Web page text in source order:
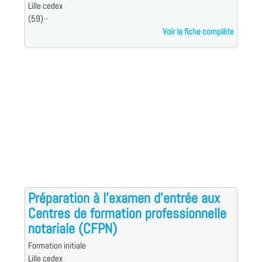
Lille cedex
(59) -
Voir la fiche complète
Préparation à l'examen d'entrée aux
Centres de formation professionnelle
notariale (CFPN)
Formation initiale
Lille cedex